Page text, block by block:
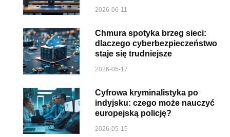
2026-06-11
Chmura spotyka brzeg sieci:
dlaczego cyberbezpieczeństwo
staje się trudniejsze
2026-05-17
Cyfrowa kryminalistyka po
indyjsku: czego może nauczyć
europejską policję?
2026-05-15